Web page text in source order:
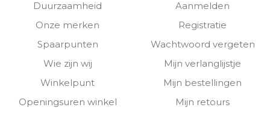
Duurzaamheid
Onze merken
Spaarpunten
Wie zijn wij
Winkelpunt
Openingsuren winkel
Aanmelden
Registratie
Wachtwoord vergeten
Mijn verlanglijstje
Mijn bestellingen
Mijn retours